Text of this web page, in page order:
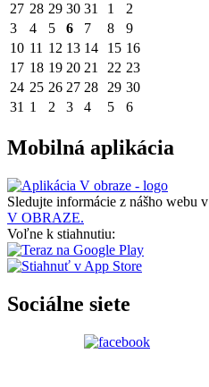
27 28 29 30 31 1
2
3
4 5 6 7 8
9
10 11 12 13 14 15 16
17 18 19 20 21 22 23
24 25 26 27 28 29 30
31 1 2 3 4 5 6
Mobilná aplikácia
Sledujte informácie z nášho webu v
V OBRAZE.
Voľne k stiahnutiu:
Sociálne siete